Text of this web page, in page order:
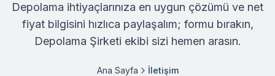
Depolama ihtiyaçlarınıza en uygun çözümü ve net
fiyat bilgisini hızlıca paylaşalım; formu bırakın,
Depolama Şirketi ekibi sizi hemen arasın.
Ana Sayfa İletişim